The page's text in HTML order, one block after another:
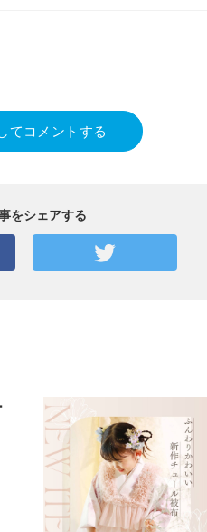
てコメントする
をシェアする